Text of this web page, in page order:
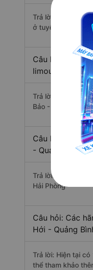
Trả lời: Tạm thời
ở tuyến đường
Câu hỏi: Có
limousine
Trả lời: Hiện tại
Bảo - Hải Phòng.
Câu hỏi: Các
- Quảng Bình?
Trả lời: Hiện tại
Hải Phòng
Câu hỏi: Các
Hới - Quảng
Trả lời: Hiện tại
thể tham khảo